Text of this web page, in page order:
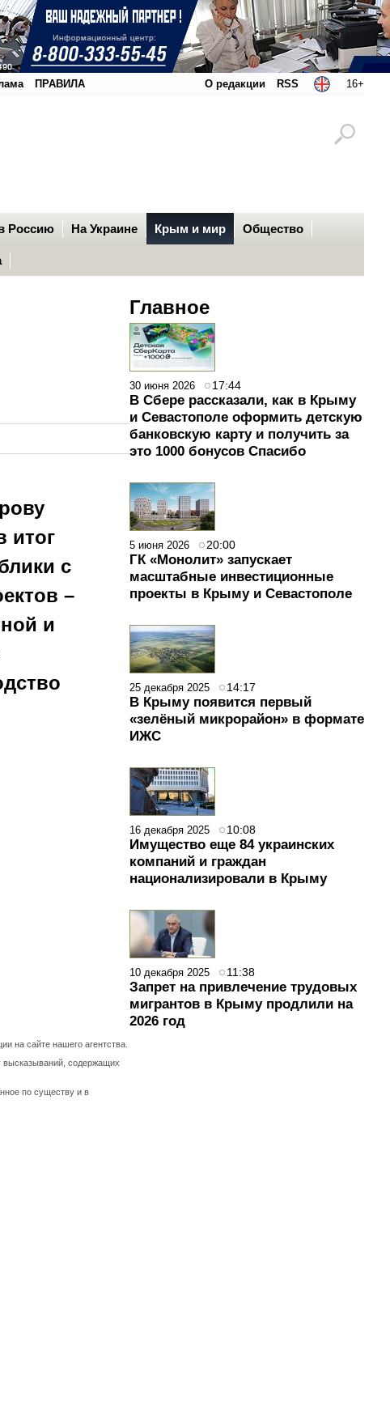
16+
О редакции RSS
ПРАВИЛА
Россию На Украине Крым и мир Общество
Главное
30 июня 2026 17:44
В Сбере рассказали, как в Крыму
и Севастополе оформить детскую
банковскую карту и получить за
это 1000 бонусов Спасибо
5 июня 2026 20:00
ГК «Монолит» запускает
масштабные инвестиционные
проекты в Крыму и Севастополе
25 декабря 2025 14:17
В Крыму появится первый
«зелёный микрорайон» в формате
ИЖС
16 декабря 2025 10:08
Имущество еще 84 украинских
компаний и граждан
национализировали в Крыму
10 декабря 2025 11:38
Запрет на привлечение трудовых
мигрантов в Крыму продлили на
2026 год
итог
с
–
и
на сайте нашего агентства.
высказываний, содержащих
по существу и в